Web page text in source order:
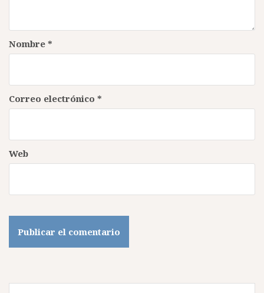
Nombre *
Correo electrónico *
Web